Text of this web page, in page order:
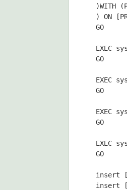
)WITH
) ON
  GO
EXEC
  GO
EXEC
  GO
EXEC
  GO
EXEC
  GO
insert
insert